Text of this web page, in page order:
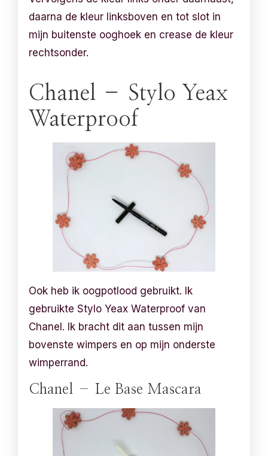
daarna de kleur linksboven en tot slot in
mijn buitenste ooghoek en crease de kleur
rechtsonder.
Chanel – Stylo Yeax
Waterproof
Ook heb ik oogpotlood gebruikt. Ik
gebruikte Stylo Yeax Waterproof van
Chanel. Ik bracht dit aan tussen mijn
bovenste wimpers en op mijn onderste
wimperrand.
Chanel – Le Base Mascara